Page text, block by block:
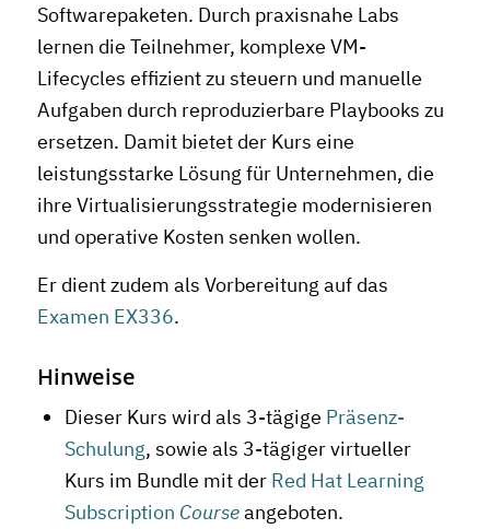
Softwarepaketen. Durch praxisnahe Labs
lernen die Teilnehmer, komplexe VM-
Lifecycles effizient zu steuern und manuelle
Aufgaben durch reproduzierbare Playbooks zu
ersetzen. Damit bietet der Kurs eine
leistungsstarke Lösung für Unternehmen, die
ihre Virtualisierungsstrategie modernisieren
und operative Kosten senken wollen.
Er dient zudem als Vorbereitung auf das
Examen EX336.
Hinweise
Dieser Kurs wird als 3-tägige Präsenz-
Schulung, sowie als 3-tägiger virtueller
Kurs im Bundle mit der Red Hat Learning
Subscription Courseangeboten.